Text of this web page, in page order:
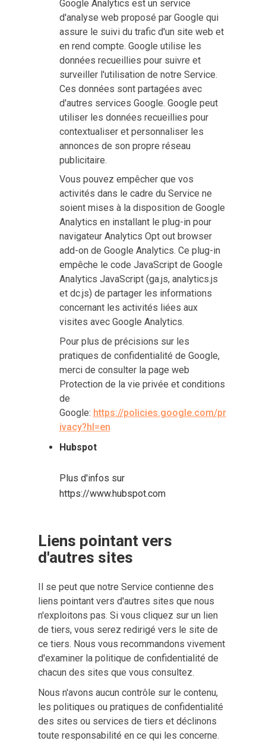
Google Analytics est un service
d'analyse web proposé par Google qui
assure le suivi du trafic d'un site web et
en rend compte. Google utilise les
données recueillies pour suivre et
surveiller l'utilisation de notre Service.
Ces données sont partagées avec
d'autres services Google. Google peut
utiliser les données recueillies pour
contextualiser et personnaliser les
annonces de son propre réseau
publicitaire.
Vous pouvez empêcher que vos
activités dans le cadre du Service ne
soient mises à la disposition de Google
Analytics en installant le plug-in pour
navigateur Analytics Opt out browser
add-on de Google Analytics. Ce plug-in
empêche le code JavaScript de Google
Analytics JavaScript (ga.js, analytics.js
et dc.js) de partager les informations
concernant les activités liées aux
visites avec Google Analytics.
Pour plus de précisions sur les
pratiques de confidentialité de Google,
merci de consulter la page web
Protection de la vie privée et conditions
de
Google: https://policies.google.com/pr
ivacy?hl=en
Hubspot
Plus d'infos sur
https://www.hubspot.com
Liens pointant vers
d'autres sites
Il se peut que notre Service contienne des
liens pointant vers d'autres sites que nous
n'exploitons pas. Si vous cliquez sur un lien
de tiers, vous serez redirigé vers le site de
ce tiers. Nous vous recommandons vivement
d'examiner la politique de confidentialité de
chacun des sites que vous consultez.
Nous n'avons aucun contrôle sur le contenu,
les politiques ou pratiques de confidentialité
des sites ou services de tiers et déclinons
toute responsabilité en ce qui les concerne.